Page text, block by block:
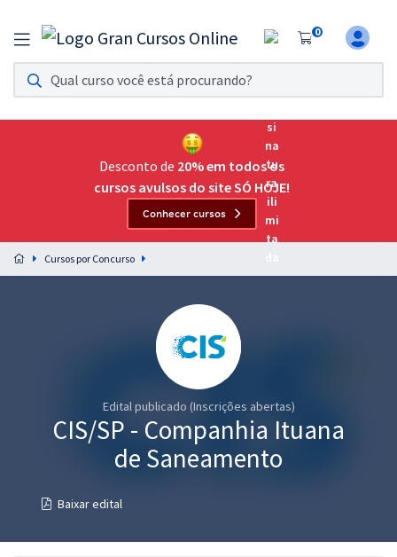
0
Assinatura Ilimitada 11
Acesso a todos os cursos. Teste grátis por 7 dias!
Assinatura OAB Até Passar
Acesso ilimitado a toda preparação para o Exame da
Preparação completa e intensiva para as principais
residências em saúde do Brasil
Desconto de 20% em todos os
cursos avulsos do site SÓ HOJE!
Conhecer cursos
Cursos por Concurso
Edital publicado (Inscrições abertas)
CIS/SP - Companhia Ituana
de Saneamento
Baixar edital